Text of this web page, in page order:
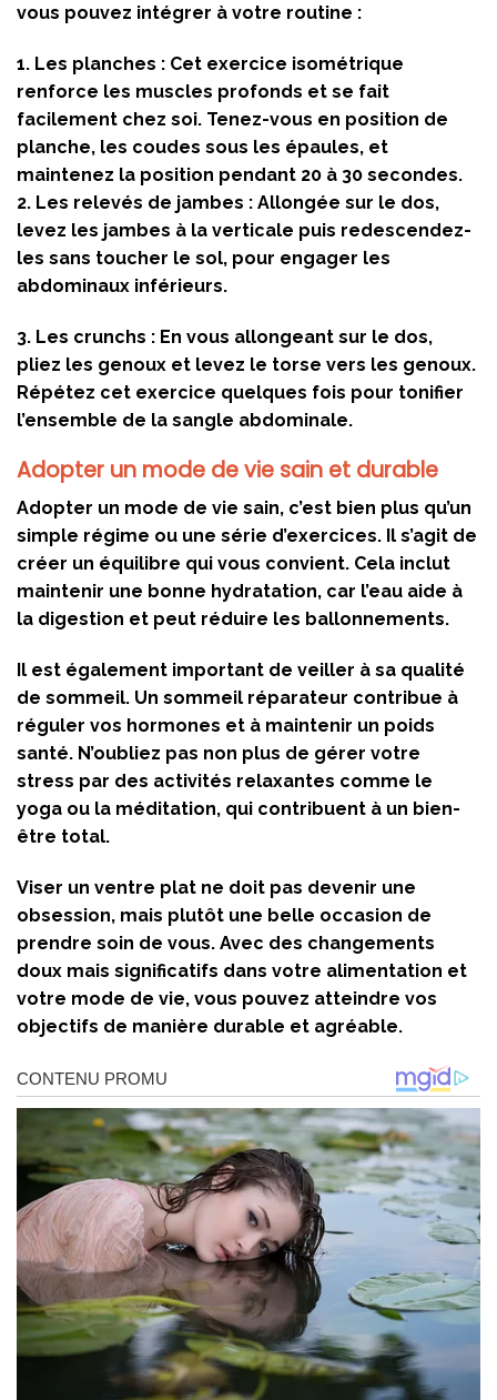
vous pouvez intégrer à votre routine :
1. Les planches : Cet exercice isométrique
renforce les muscles profonds et se fait
facilement chez soi. Tenez-vous en position de
planche, les coudes sous les épaules, et
maintenez la position pendant 20 à 30 secondes.
2. Les relevés de jambes : Allongée sur le dos,
levez les jambes à la verticale puis redescendez-
les sans toucher le sol, pour engager les
abdominaux inférieurs.
3. Les crunchs : En vous allongeant sur le dos,
pliez les genoux et levez le torse vers les genoux.
Répétez cet exercice quelques fois pour tonifier
l’ensemble de la sangle abdominale.
Adopter un mode de vie sain et durable
Adopter un mode de vie sain, c’est bien plus qu’un
simple régime ou une série d’exercices. Il s’agit de
créer un équilibre qui vous convient. Cela inclut
maintenir une bonne hydratation, car l’eau aide à
la digestion et peut réduire les ballonnements.
Il est également important de veiller à sa qualité
de sommeil. Un sommeil réparateur contribue à
réguler vos hormones et à maintenir un poids
santé. N’oubliez pas non plus de gérer votre
stress par des activités relaxantes comme le
yoga ou la méditation, qui contribuent à un bien-
être total.
Viser un ventre plat ne doit pas devenir une
obsession, mais plutôt une belle occasion de
prendre soin de vous. Avec des changements
doux mais significatifs dans votre alimentation et
votre mode de vie, vous pouvez atteindre vos
objectifs de manière durable et agréable.